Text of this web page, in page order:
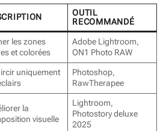
OUTIL
RECOMMANDÉ
les zones
et colorées
Adobe Lightroom,
ON1 Photo RAW
uniquement
Photoshop,
RawTherapee
la
visuelle
Lightroom,
Photostory deluxe
2025